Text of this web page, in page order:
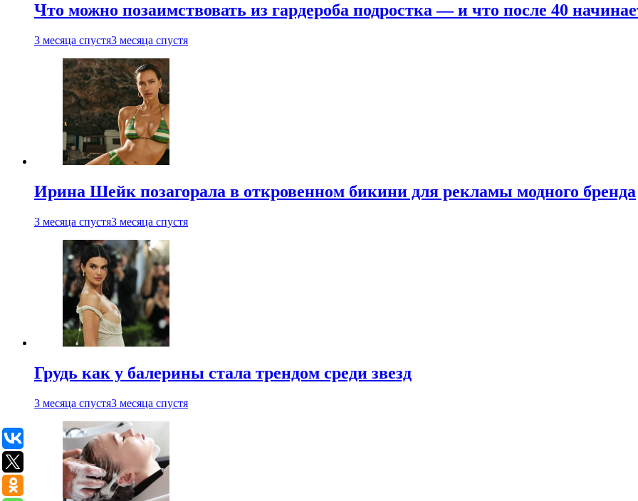
Что можно позаимствовать из гардероба подростка — и что после 40
3 месяца спустя3 месяца спустя
Ирина Шейк позагорала в откровенном бикини для рекламы модного бренда
3 месяца спустя3 месяца спустя
Грудь как у балерины стала трендом среди звезд
3 месяца спустя3 месяца спустя